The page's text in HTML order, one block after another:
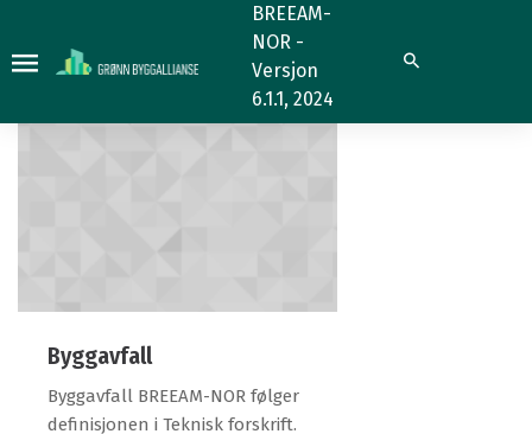
BREEAM-
NOR -
Versjon
6.1.1, 2024
Søk
Byggavfall
Byggavfall BREEAM-NOR følger
definisjonen i Teknisk forskrift.